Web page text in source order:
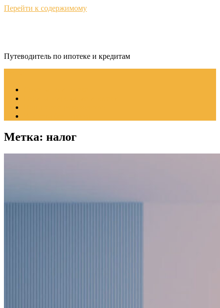
Перейти к содержимому
Путеводитель по ипотеке и кредитам
Метка: налог